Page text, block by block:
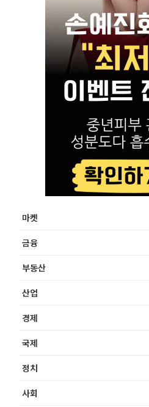
마켓
금융
부동산
산업
경제
국제
정치
사회